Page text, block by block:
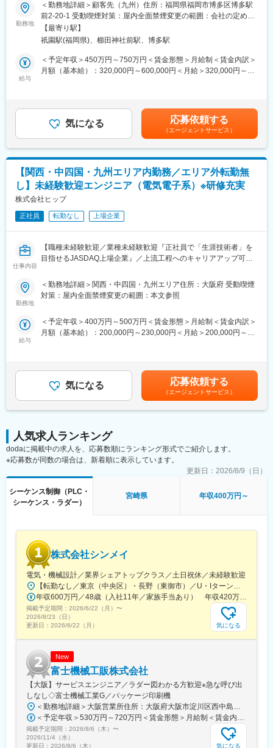
・お客様や開発メンバーとの仕様調整
現場で実際に装置が稼働する瞬間に立ち会い、自身が設計した制
御によって装置が思い通りに動作したときの達成感は、この仕事
ならではの魅力です。
■この仕事の魅力
（1） 一品一様の装置開発に携われる
制御設計者として常に新しい技術やアイデアを活かしながら成長
できます。
（2） 上流から現場立上げまで一貫して担当
回路設計、PLC開発、評価、現地立上げまでトータルで携われる
ため、部分的な業務では得られない総合的な技術力が身につきま
す。
（3） 最先端技術に触れられる
検査装置や自動化設備の分野では、画像処理技術や各種センシン
グ技術など最新技術との連携機会も豊富。制御設計者として市場
価値の高いスキルを身につけることができます。
＼オススメポイント！／
★働きやすさ★
定着率90%以上／待機期間の給与100％保障／年間休日124日／平
均残業時間13時間程度／社宅制度充実
★大手企業との取引実績多数★
大手自動車・航空機・人工衛星・半導体・産業機械など、広範な
対象資格80種類以上！入社前＆入社後に取得した資格に応じて手
当を上乗せ
■業務概要：
大手メーカーの開発パートナーとして技術アウトソーシングを行
っている当社において、電気・電子設計エンジニアとして、設計
（アナログ回路、デジタル回路、マイコン回路、無線回路、電源
回路、LSI、レイアウト、生産設備等）、解析（構造、強度等）、
評価等をお任せします。
■案件詳細：
弊社が携わる回路設計案件は、アナログからデジタル、プリント
にわたり専門性が要求されます。
長期的な顧客関係により、要件定義から設計、シミュレーショ
供。高い技術力と信頼を必要とするプロジェクトを経験しキャリ
アを深化させることが可能です。
最大の魅力です。気軽に相談ができる環境が整っており、自身の
理想から逆算した派遣先の紹介や、技術取得に関するアドバイス
■案件配属後：短くても3年以上同じプロジェクトに関わることが
でき、自身の技術力向上、長期就業が可能です。5年程度の長期案
件が多く社員指導・技術研修等マネジメント経験も積む事が可能
です。また面談を通して自身の希望やキャリアプランについてヒ
属出来るような体制を整えています。
変更の範囲：会社の定める業務
勤務地
＜勤務地詳細＞顧客先（九州）住所：福岡県福岡市博多区博多駅
前2-20-1 受動喫煙対策：屋内全面禁煙変更の範囲：会社の定める
事業所
【最寄り駅】
祇園駅(福岡県)、櫛田神社前駅、博多駅
給与
＜予定年収＞450万円～750万円＜賃金形態＞月給制＜賃金内訳＞
月額（基本給）：320,000円～600,000円＜月給＞320,000円～
でも目安の金額であり、選考を通じて上下する可能性がありま
す。月給(月額)は固定手当を含めた表記です。
気になる 応募依頼する
（エージェントサービス）
【関西・中四国・九州エリア内勤務／エリア外転勤無
し】未経験歓迎エンジニア（電気電子系）※研修充実
株式会社ヒップ
正社員 転勤なし 上場企業
仕事内容
【職種未経験歓迎／業種未経験歓迎『正社員で「生涯技術者」を
目指せるJASDAQ上場企業』／上流工程へのキャリアアップ可／
■担当業務：
きます。
＜具体的には＞
◆こんな悩みはないですか？当社でスキルアップできます！◆
◇コロナ禍で不安定さを痛感し、会社に依存する形ではなく手に
職をつけたい。
できていない。
◇今の会社に明確な評価基準がなく、自身のキャリアやスキルア
ップの実感がない。
◆案件配属後：
2年～3年程度アサイン案件に携わります。
半年に1度営業とプロジェクトリーダーと面談し、自身の状態や希
そのため、多種多様な業界のクライアント先プロジェクトを担当
することができ、幅広い知識とスキルを身に付けることができま
す。
■充実した研修制度：
■当社の魅力：
「心の福利厚生」：技術者が快適な就業環境を維持できるよう、
様々な施策があります。
・営業担当による密なフォロー：各営業担当はきちんとフォロー
技術者に合わせた頻度で連絡をし、目指すキャリアや人生設計の
方向性、職場環境の改善等の悩み相談まで話し合い、技術者の希
望に沿う提案をしています。女性技術者の育休・産休取得実績も
あります。
・メンター制度：異なる派遣先の社員同士がグループを組み、仕
事や技術に対する相談などを受け付ける制度があります。月1回、
勉強会を行っているグループもあるとのこと。
・社内掲示板：特定派遣の企業ですと、派遣元の企業への帰属意
識がなくなりがちですが、社内掲示板にて異なる派遣先の社員と
勤務地
＜勤務地詳細＞関西・中四国・九州エリア住所：大阪府 受動喫煙
対策：屋内全面禁煙変更の範囲：本文参照
給与
＜予定年収＞400万円～500万円＜賃金形態＞月給制＜賃金内訳＞
月額（基本給）：200,000円～230,000円＜月給＞200,000円～
がります。所定外労働手当は全額支給です。■昇給年1回、賞与年
2回【年収例】年収450万円／28歳(経験5年)、年収595万円／38歳
(経験15年)賃金はあくまでも目安の金額であり、選考を通じて上
下する可能性があります。月給(月額)は固定手当を含めた表記で
気になる 応募依頼する
（エージェントサービス）
人気求人ランキング
dodaに掲載中の求人を、応募数順にランキング形式でご紹介します。
※応募数が同数の場合は、新着順に表示しています。
更新日： 2026/8/9（日）
シーケンス制御（PLC・
シーケンス・ラダー）
宮崎県 年収400万円～
株式会社シンメイ
電気・機械設計／業界シェアトップクラス／土日祝休／未経験歓迎
【転勤なし／東京（中央区）・長野（東御市）／U・Iターン歓迎】◎本社／東京都中央区日本橋馬喰町2-3-3 秋葉原ファーストスクエア 3F■JR総武線「馬喰町駅」より徒歩3分■JR中央・総武線「浅草橋駅」より徒歩5分■都営地下鉄浅草線「浅草橋駅」より徒歩8分◎長野東御工場／長野県東御市祢津1190-13■しなの鉄道線「田中駅」より徒歩30分■上信越自動車道「東部湯の丸IC」より車で約12分※長野東御工場はマイカー通勤可、駐車場（無料）完備。規程に基づきガソリン代を支給
年収600万円／48歳（入社11年／家族手当あり） 年収420万円／34歳（入社5年／家族手当なし）
掲載予定期間： 2026/6/22（月） 〜
2026/8/23（日）
更新日： 2026/6/22（月） 気になる
New
富士機械工販株式会社
【大阪】サービスエンジニア／ラダー図わかる方歓迎※急な呼び出
しなし◇富士機械工業G／パッケージ印刷機
＜勤務地詳細＞大阪営業所住所：大阪府大阪市淀川区西中島四丁目13番24号 花原第3ビル8階勤務地最寄駅：西中島南方駅受動喫煙対策：屋内全面禁煙変更の範囲：会社の定める事業所
＜予定年収＞530万円～720万円＜賃金形態＞月給制＜賃金内訳＞月額（基本給）：250,000円～340,000円その他固定手当/月：44,000円～56,000円＜月給＞294,000円～396,000円＜昇給有無＞有＜残業手当＞有＜給与補足＞■賞与：年2回（前年度実績 4.3ヶ月）※手当備考：固定手当として地域手当44,000円（扶養家族有の場合は56,000円）支給※出張手当：3200円の出張手当がございます（出張先により金額前後はいたします）賃金はあくまでも目安の金額であり、選考を通じて上下する可能性があります。月給(月額)は固定手当を含めた表記です。
掲載予定期間： 2026/8/6（木） 〜
2026/11/4（水）
更新日： 2026/8/6（木） 気になる